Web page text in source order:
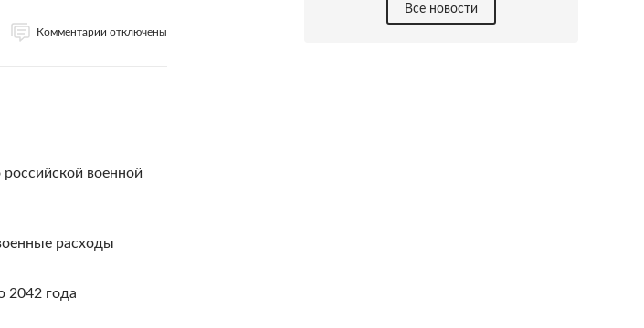
Комментарии отключены
военной
расходы
2042 года
Все новости